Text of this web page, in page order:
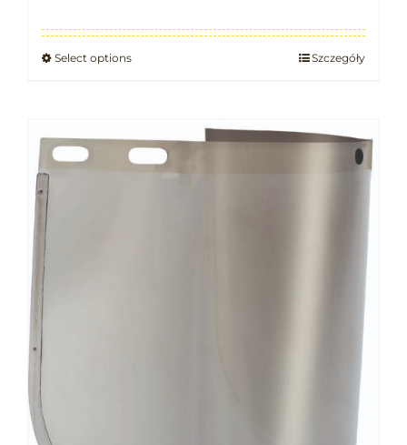
Select options Szczegóły